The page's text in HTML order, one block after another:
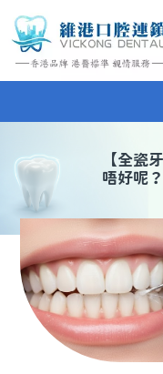
醫院簡介 hospital
醫生介紹doctor
醫療新聞 medical
種植牙dental
orthodontics
微信預約
WhatsApp預約
【全瓷牙
唔好呢？